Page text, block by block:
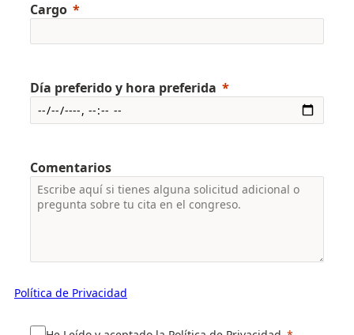
Cargo
Día preferido y hora preferida
Comentarios
Política de Privacidad